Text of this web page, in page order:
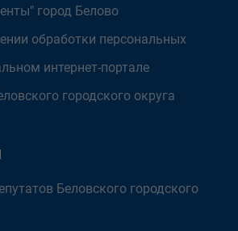
город Белово
обработки персональных
интернет-портале
городского округа
Беловского городского